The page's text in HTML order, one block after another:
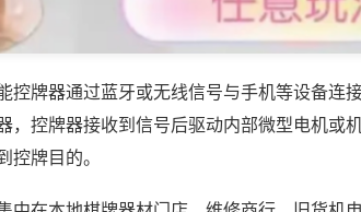
控牌器通过蓝牙或无线信号与手机等设备连
，控牌器接收到信号后驱动内部微型电机或
牌目的。